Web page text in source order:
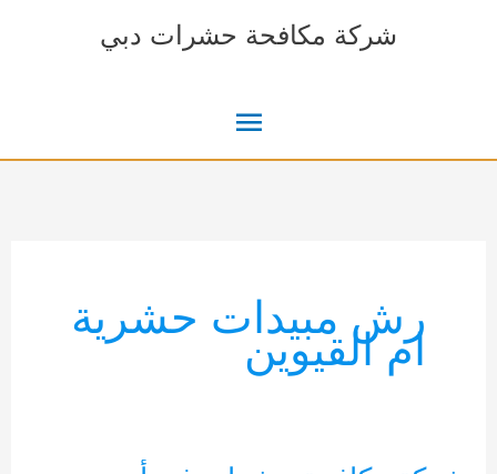
شركة مكافحة حشرات دبي
القائمة
رش مبيدات حشرية
ام القيوين